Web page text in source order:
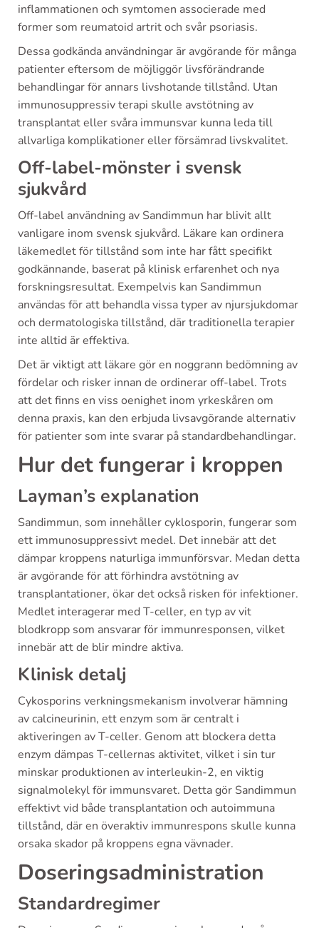
inflammationen och symtomen associerade med
former som reumatoid artrit och svår psoriasis.
Dessa godkända användningar är avgörande för många
patienter eftersom de möjliggör livsförändrande
behandlingar för annars livshotande tillstånd. Utan
immunosuppressiv terapi skulle avstötning av
transplantat eller svåra immunsvar kunna leda till
allvarliga komplikationer eller försämrad livskvalitet.
Off-label-mönster i svensk
sjukvård
Off-label användning av Sandimmun har blivit allt
vanligare inom svensk sjukvård. Läkare kan ordinera
läkemedlet för tillstånd som inte har fått specifikt
godkännande, baserat på klinisk erfarenhet och nya
forskningsresultat. Exempelvis kan Sandimmun
användas för att behandla vissa typer av njursjukdomar
och dermatologiska tillstånd, där traditionella terapier
inte alltid är effektiva.
Det är viktigt att läkare gör en noggrann bedömning av
fördelar och risker innan de ordinerar off-label. Trots
att det finns en viss oenighet inom yrkeskåren om
denna praxis, kan den erbjuda livsavgörande alternativ
för patienter som inte svarar på standardbehandlingar.
Hur det fungerar i kroppen
Layman’s explanation
Sandimmun, som innehåller cyklosporin, fungerar som
ett immunosuppressivt medel. Det innebär att det
dämpar kroppens naturliga immunförsvar. Medan detta
är avgörande för att förhindra avstötning av
transplantationer, ökar det också risken för infektioner.
Medlet interagerar med T-celler, en typ av vit
blodkropp som ansvarar för immunresponsen, vilket
innebär att de blir mindre aktiva.
Klinisk detalj
Cykosporins verkningsmekanism involverar hämning
av calcineurinin, ett enzym som är centralt i
aktiveringen av T-celler. Genom att blockera detta
enzym dämpas T-cellernas aktivitet, vilket i sin tur
minskar produktionen av interleukin-2, en viktig
signalmolekyl för immunsvaret. Detta gör Sandimmun
effektivt vid både transplantation och autoimmuna
tillstånd, där en överaktiv immunrespons skulle kunna
orsaka skador på kroppens egna vävnader.
Doseringsadministration
Standardregimer